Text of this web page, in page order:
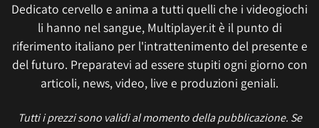
Dedicato cervello e anima a tutti quelli che i videogiochi
li hanno nel sangue, Multiplayer.it è il punto di
riferimento italiano per l'intrattenimento del presente e
del futuro. Preparatevi ad essere stupiti ogni giorno con
articoli, news, video, live e produzioni geniali.
Tutti i prezzi sono validi al momento della pubblicazione. Se